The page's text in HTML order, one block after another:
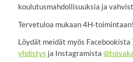
koulutusmahdollisuuksia ja
Tervetuloa mukaan 4H-toimintaan!
Löydät meidät myös Facebookista
yhdistys ja Instagramista